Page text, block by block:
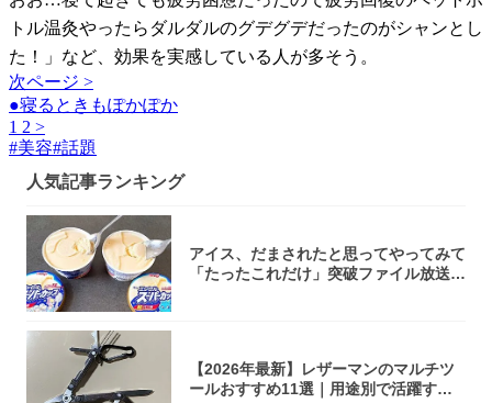
トル温灸やったらダルダルのグデグデだったのがシャンとし
た！」など、効果を実感している人が多そう。
次ページ >
●寝るときもぽかぽか
1 2 >
#美容#話題
人気記事ランキング
アイス、だまされたと思ってやってみて
「たったこれだけ」突破ファイル放送で
【2026年最新】レザーマンのマルチツ
ールおすすめ11選｜用途別で活躍する